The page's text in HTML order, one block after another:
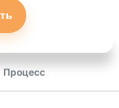
Процесс